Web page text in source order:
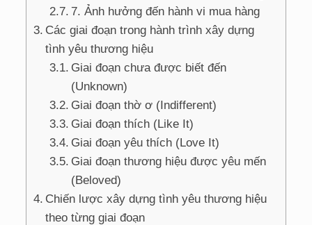
7. Ảnh hưởng đến hành vi mua hàng
Các giai đoạn trong hành trình xây dựng
tình yêu thương hiệu
Giai đoạn chưa được biết đến
(Unknown)
Giai đoạn thờ ơ (Indifferent)
Giai đoạn thích (Like It)
Giai đoạn yêu thích (Love It)
Giai đoạn thương hiệu được yêu mến
(Beloved)
Chiến lược xây dựng tình yêu thương hiệu
theo từng giai đoạn